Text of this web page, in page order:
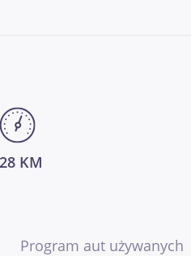
KM
Program aut używanych